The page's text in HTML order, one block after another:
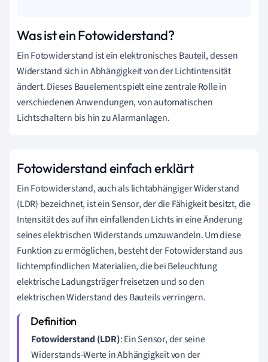
Was ist ein Fotowiderstand?
Ein Fotowiderstand ist ein elektronisches Bauteil, dessen
Widerstand sich in Abhängigkeit von der Lichtintensität
ändert. Dieses Bauelement spielt eine zentrale Rolle in
verschiedenen Anwendungen, von automatischen
Lichtschaltern bis hin zu Alarmanlagen.
Fotowiderstand einfach erklärt
Ein Fotowiderstand, auch als lichtabhängiger Widerstand
(LDR) bezeichnet, ist ein Sensor, der die Fähigkeit besitzt, die
Intensität des auf ihn einfallenden Lichts in eine Änderung
seines elektrischen Widerstands umzuwandeln. Um diese
Funktion zu ermöglichen, besteht der Fotowiderstand aus
lichtempfindlichen Materialien, die bei Beleuchtung
elektrische Ladungsträger freisetzen und so den
elektrischen Widerstand des Bauteils verringern.
Fotowiderstand (LDR): Ein Sensor, der seine
Widerstands-Werte in Abhängigkeit von der